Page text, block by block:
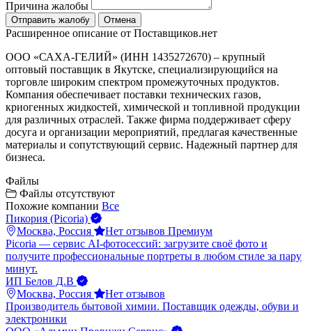
Причина жалобы
Отправить жалобу Отмена
Расширенное описание от Поставщиков.нет
ООО «САХА-ГЕЛИЙ» (ИНН 1435272670) – крупный
оптовый поставщик в Якутске, специализирующийся на
торговле широким спектром промежуточных продуктов.
Компания обеспечивает поставки технических газов,
криогенных жидкостей, химической и топливной продукции
для различных отраслей. Также фирма поддерживает сферу
досуга и организации мероприятий, предлагая качественные
материалы и сопутствующий сервис. Надежный партнер для
бизнеса.
Файлы
Файлы отсутствуют
Похожие компании Все
Пикория (Picoria)
Москва, Россия
Нет отзывов Премиум
Picoria — сервис AI-фотосессий: загрузите своё фото и
получите профессиональные портреты в любом стиле за пару
минут.
ИП Белов Д.В
Москва, Россия
Нет отзывов
Производитель бытовой химии. Поставщик одежды, обуви и
электроники